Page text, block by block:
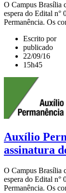
O Campus Brasília
espera do Edital n°
Permanência. Os
Escrito por
publicado
22/09/16
15h45
Auxílio
assinatura
O Campus Brasília
espera do Edital n°
Permanência. Os